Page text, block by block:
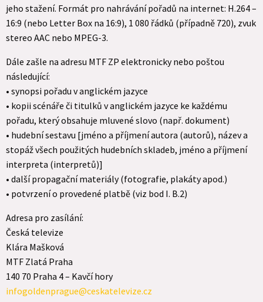
jeho stažení. Formát pro nahrávání pořadů na internet: H.264 –
16:9 (nebo Letter Box na 16:9), 1 080 řádků (případně 720), zvuk
stereo AAC nebo MPEG-3.
Dále zašle na adresu MTF ZP elektronicky nebo poštou
následující:
• synopsi pořadu v anglickém jazyce
• kopii scénáře či titulků v anglickém jazyce ke každému
pořadu, který obsahuje mluvené slovo (např. dokument)
• hudební sestavu [jméno a příjmení autora (autorů), název a
stopáž všech použitých hudebních skladeb, jméno a příjmení
interpreta (interpretů)]
• další propagační materiály (fotografie, plakáty apod.)
• potvrzení o provedené platbě (viz bod I. B.2)
Adresa pro zasílání:
Česká televize
Klára Mašková
MTF Zlatá Praha
140 70 Praha 4 – Kavčí hory
infogoldenprague@ceskatelevize.cz